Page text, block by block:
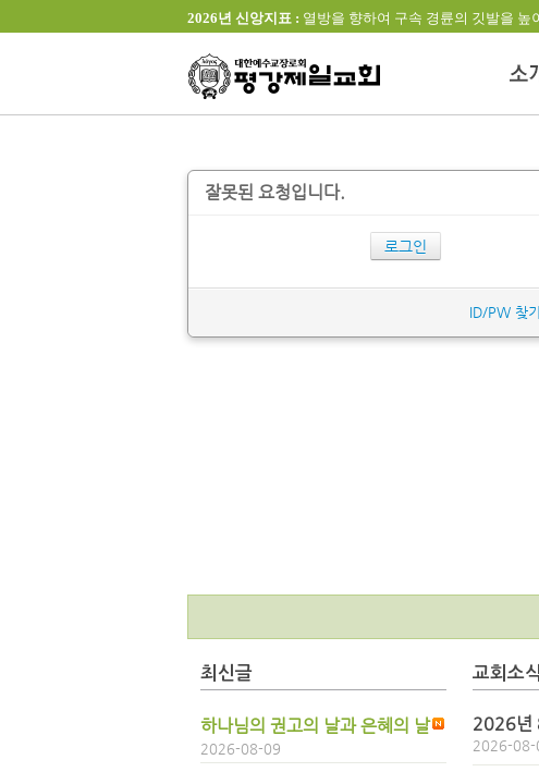
2026년 신앙지표 : 열방을 향하여 구속 경륜의 깃발을 높
잘못된 요청입니다.
로그인
ID/PW 찾기
최신글
하나님의 권고의 날과 은혜의 날
2026-08-09
교회소식
2026년
2026-08-